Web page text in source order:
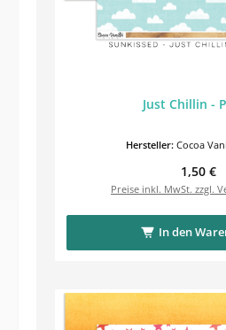
Just Chillin -
Hersteller: Cocoa
1,50 €
Preise inkl. MwSt. zzgl.
In den